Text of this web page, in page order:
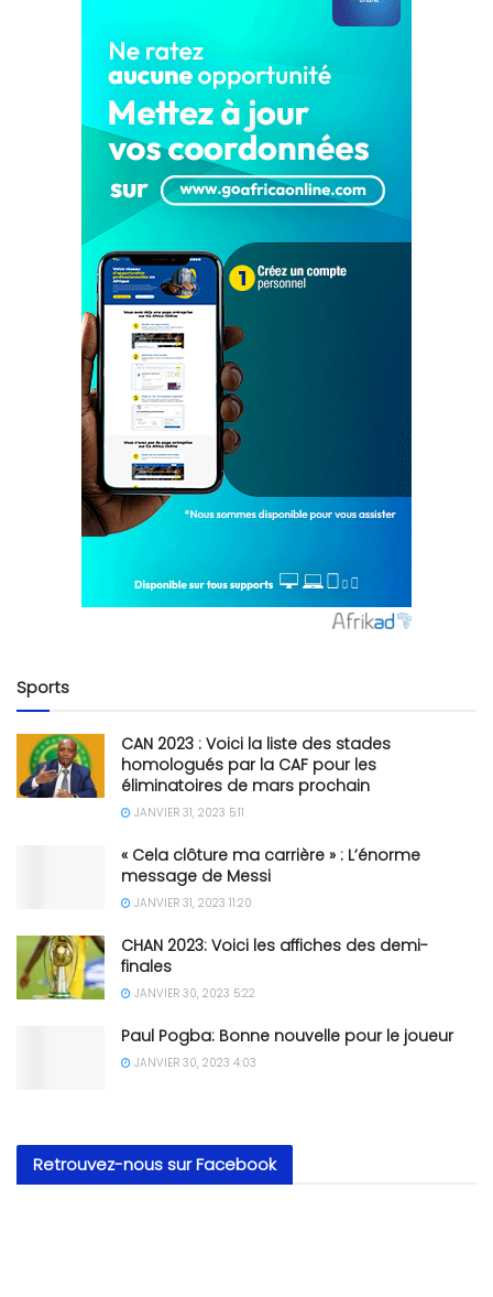
Sports
CAN 2023 : Voici la liste des stades
homologués par la CAF pour les
éliminatoires de mars prochain
JANVIER 31, 2023 5:11
« Cela clôture ma carrière » : L’énorme
message de Messi
JANVIER 31, 2023 11:20
CHAN 2023: Voici les affiches des demi-
finales
JANVIER 30, 2023 5:22
Paul Pogba: Bonne nouvelle pour le joueur
JANVIER 30, 2023 4:03
Retrouvez-nous sur Facebook